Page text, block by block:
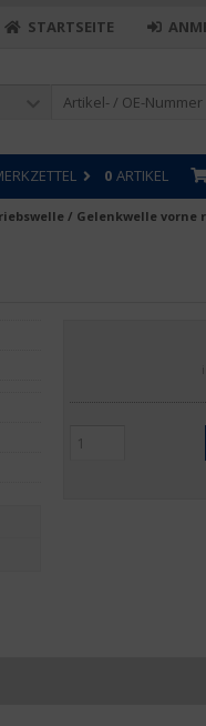
STARTSEITE
0 ARTIKEL
/ Gelenkwelle vorne